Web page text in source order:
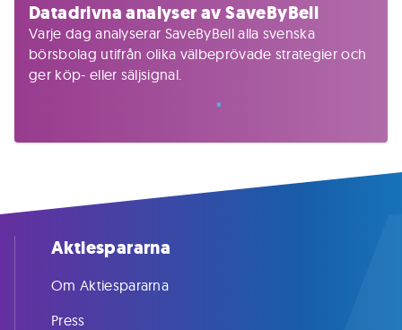
Datadrivna analyser av SaveByBell
Varje dag analyserar SaveByBell alla svenska
börsbolag utifrån olika välbeprövade strategier och
ger köp- eller säljsignal.
Aktiespararna
Om Aktiespararna
Press